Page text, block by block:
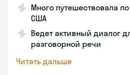
Много путешествовала
США
Ведет активный диалог
разговорной речи
Читать дальше